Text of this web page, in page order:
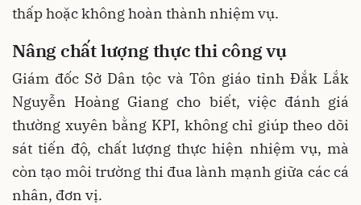
thấp hoặc không hoàn thành nhiệm vụ.
Nâng chấtlượngthựcthi côngvụ
Giám đốc Sở Dân tộc và Tôn giáo tỉnh Đắk Lắk
Nguyễn Hoàng Giang cho biết, việc đánh giá
thường xuyên bằng KPI, không chỉ giúp theo dõi
sát tiến độ, chất lượng thực hiện nhiệm vụ, mà
còn tạo môi trường thi đua lành mạnh giữa các cá
nhân, đơn vị.